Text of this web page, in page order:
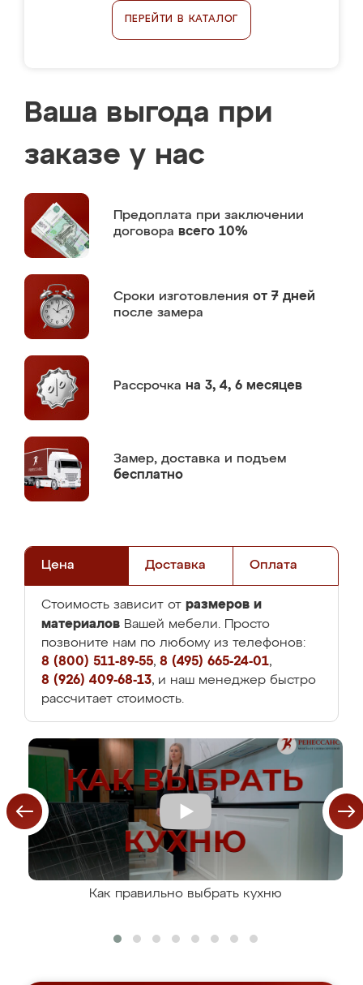
ПЕРЕЙТИ В КАТАЛОГ
Ваша выгода при
заказе у нас
Предоплата при заключении
договора всего 10%
Сроки изготовления от 7 дней
после замера
Рассрочка на 3, 4, 6 месяцев
Замер, доставка и подъем
бесплатно
Цена Доставка Оплата
Стоимость зависит от размеров и
материалов Вашей мебели. Просто
позвоните нам по любому из телефонов:
8 (800) 511-89-55, 8 (495) 665-24-01,
8 (926) 409-68-13, и наш менеджер быстро
рассчитает стоимость.
Как правильно выбрать кухню